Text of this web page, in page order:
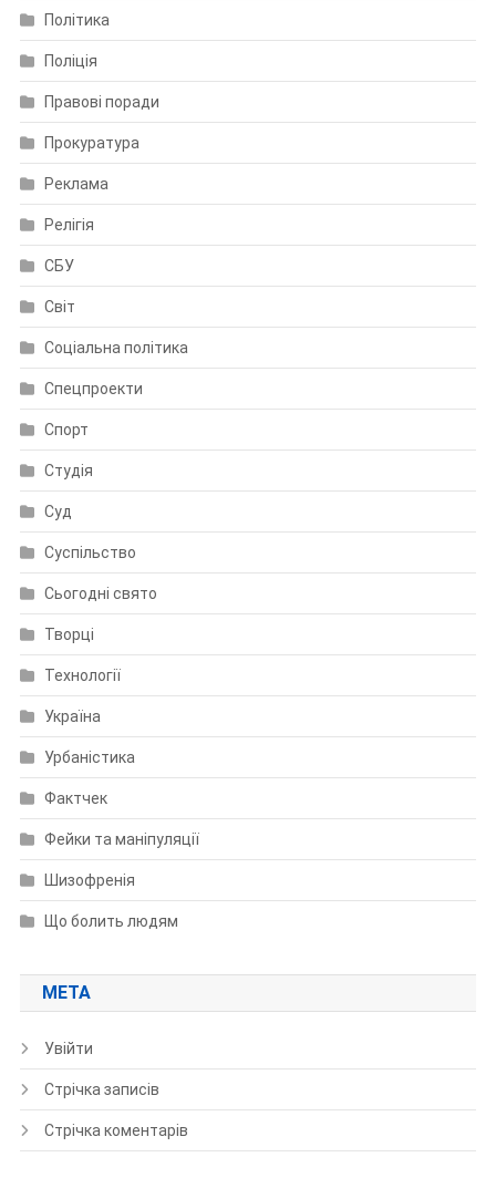
Політика
Поліція
Правові поради
Прокуратура
Реклама
Релігія
СБУ
Світ
Соціальна політика
Спецпроекти
Спорт
Студія
Суд
Суспільство
Сьогодні свято
Творці
Технології
Україна
Урбаністика
Фактчек
Фейки та маніпуляції
Шизофренія
Що болить людям
МЕТА
Увійти
Стрічка записів
Стрічка коментарів